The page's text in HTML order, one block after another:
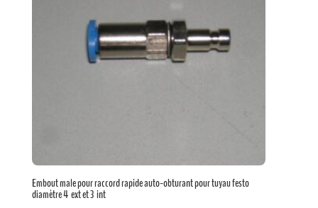
Embout male pour raccord rapide auto-obturant pour tuyau festo
diamètre 4 ext et 3 int